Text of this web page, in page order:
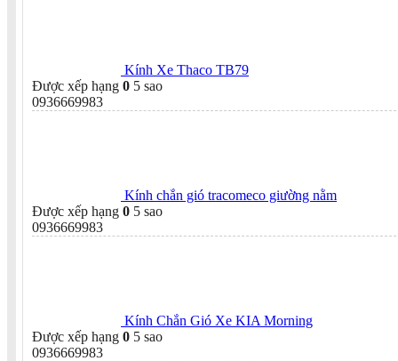
Kính Xe Thaco TB79
Được xếp hạng 0 5 sao
0936669983
Kính chắn gió tracomeco giường nằm
Được xếp hạng 0 5 sao
0936669983
Kính Chắn Gió Xe KIA Morning
Được xếp hạng 0 5 sao
0936669983